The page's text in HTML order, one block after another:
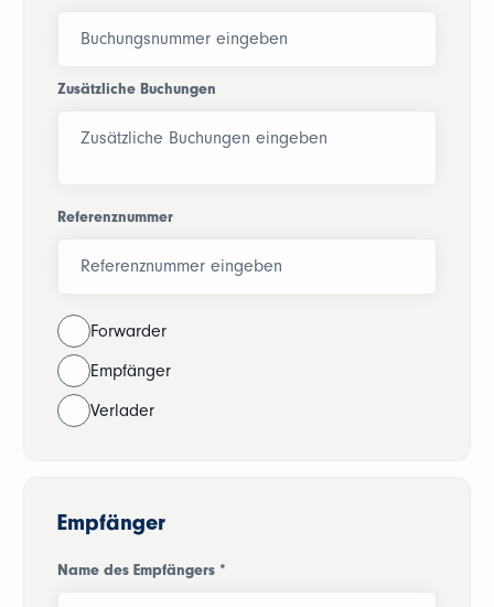
Zusätzliche Buchungen
Referenznummer
Forwarder
Empfänger
Verlader
Empfänger
Name des Empfängers *